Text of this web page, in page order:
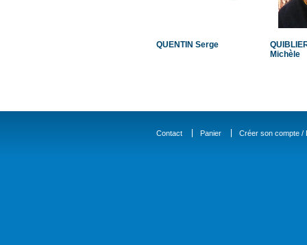
QUENTIN Serge
Michèle
Contact Panier Créer son compte /